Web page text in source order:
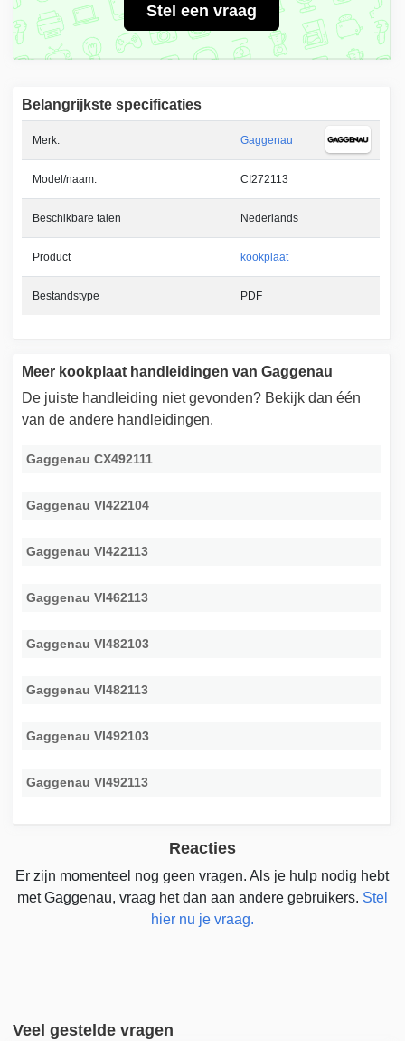
Stel een vraag
Belangrijkste specificaties
Merk: Gaggenau
Model/naam: CI272113
Beschikbare talen Nederlands
Product kookplaat
Bestandstype PDF
Meer kookplaat handleidingen van Gaggenau
De juiste handleiding niet gevonden? Bekijk dan één
van de andere handleidingen.
Gaggenau CX492111
Gaggenau VI422104
Gaggenau VI422113
Gaggenau VI462113
Gaggenau VI482103
Gaggenau VI482113
Gaggenau VI492103
Gaggenau VI492113
Reacties
Er zijn momenteel nog geen vragen. Als je hulp nodig hebt
met Gaggenau, vraag het dan aan andere gebruikers. Stel
hier nu je vraag.
Veel gestelde vragen